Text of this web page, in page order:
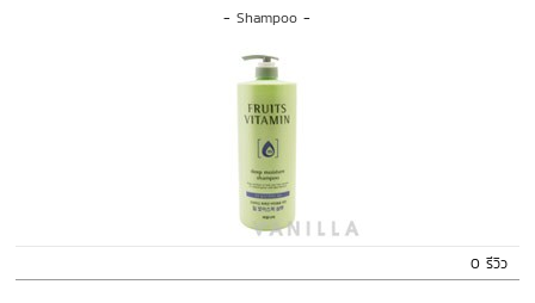
-Shampoo -
0 รีวิว